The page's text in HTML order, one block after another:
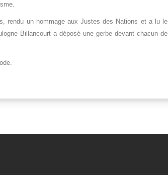
rendu un hommage aux Justes des Nations et a lu
Billancourt a déposé une gerbe devant chacun